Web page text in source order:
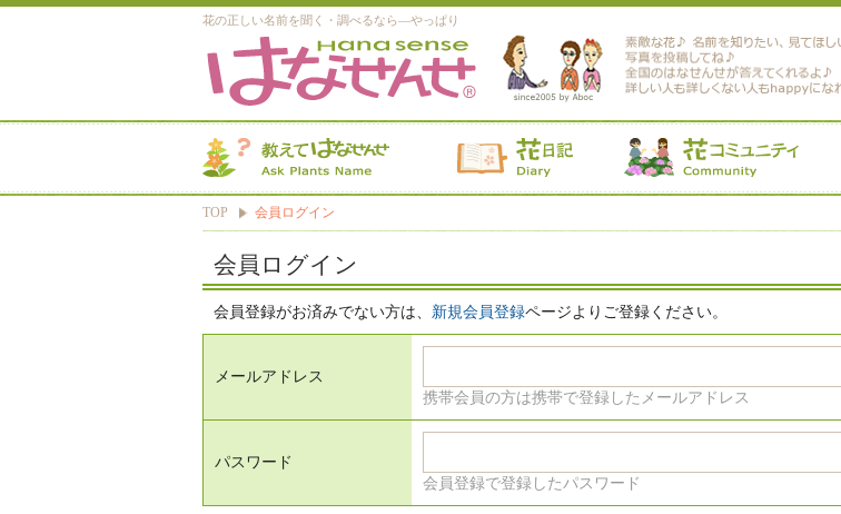
花の正しい名前を聞く・調べるなら―やっぱり
TOP 会員ログイン
会員ログイン
会員登録がお済みでない方は、 新規会員登録ページよりご登録ください。
メールアドレス
携帯会員の方は携帯で登録したメールアドレス
パスワード
会員登録で登録したパスワード